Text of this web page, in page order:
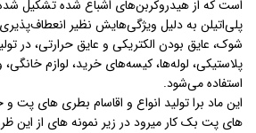
است که از هیدروکربن‌های اشباع شده تشکیل
پلی‌اتیلن به دلیل ویژگی‌هایش نظیر
شوک، عایق بودن الکتریکی و عایق حرارتی، در
پلاستیکی، لوله‌ها، کیسه‌های خرید، لوازم
استفاده می‌شود.
این ماد برا تولید انواع و اقاسام بطری های
های پت بک کار میرود در زیر نمونه های از این